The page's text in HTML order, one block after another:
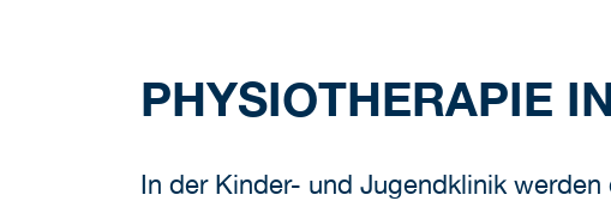
PHYSIOTHERAPIE
In der Kinder- und Jugendklinik